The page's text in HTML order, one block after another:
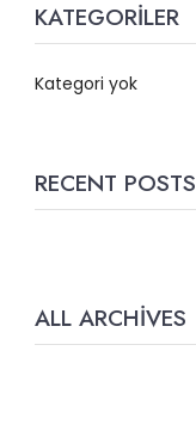
KATEGORILER
Kategori yok
RECENT POSTS
ALL ARCHIVES